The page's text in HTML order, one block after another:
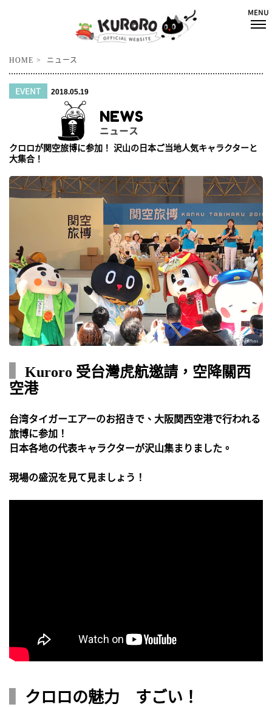
HOME ニュース
EVENT 2018.05.19
NEWS
ニュース
クロロが関空旅博に参加！ 沢山の日本ご当地人気キャラクターと
大集合！
Kuroro 受台灣虎航邀請，空降關西
空港
台湾タイガーエアーのお招きで、大阪関西空港で行われる
旅博に参加！
日本各地の代表キャラクターが沢山集まりました。
現場の盛況を見て見ましょう！
クロロの魅力 すごい！